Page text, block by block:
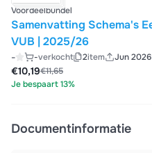
Voordeelbundel
Samenvatting Schema's Eerstelijnspsychologie (ELP) |
VUB | 2025/26
- -verkocht 2item
Jun 2026
€11,65
€10,19
Je bespaart 13%
Documentinformatie